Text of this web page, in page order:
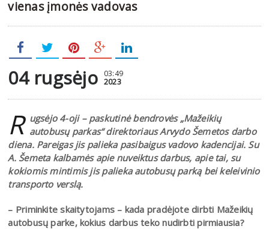
vienas įmonės vadovas
04 rugsėjo 03:49
2023
R ugsėjo 4-oji – paskutinė bendrovės „Mažeikių
autobusų parkas“ direktoriaus Arvydo Šemetos darbo
diena. Pareigas jis palieka pasibaigus vadovo kadencijai. Su
A. Šemeta kalbamės apie nuveiktus darbus, apie tai, su
kokiomis mintimis jis palieka autobusų parką bei keleivinio
transporto verslą.
– Priminkite skaitytojams – kada pradėjote dirbti Mažeikių
autobusų parke, kokius darbus teko nudirbti pirmiausia?